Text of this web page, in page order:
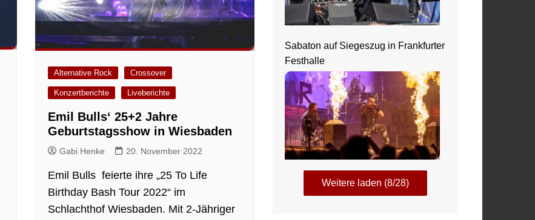
Alternative Rock Crossover
Konzertberichte Liveberichte
Emil Bulls‘ 25+2 Jahre
Geburtstagsshow in Wiesbaden
Gabi Henke 20. November 2022
Emil Bulls feierte ihre „25 To Life
Birthday Bash Tour 2022“ im
Schlachthof Wiesbaden. Mit 2-Jähriger
Sabaton auf Siegeszug in Frankfurter
Festhalle
Weitere laden (8/28)